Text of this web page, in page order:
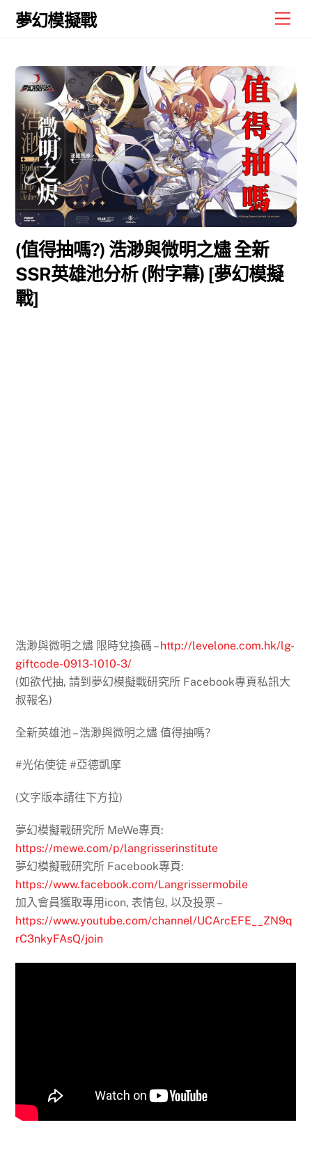
Skip
夢幻模擬戰
(值得抽嗎?) 浩渺與微明之燼 全新
SSR英雄池分析 (附字幕) [夢幻模擬
戰]
浩渺與微明之燼 限時兌換碼 –http://levelone.com.hk/lg-
giftcode-0913-1010-3/
(如欲代抽, 請到夢幻模擬戰研究所 Facebook專頁私訊大
叔報名)
全新英雄池 – 浩渺與微明之燼 值得抽嗎?
#光佑使徒 #亞德凱摩
(文字版本請往下方拉)
夢幻模擬戰研究所 MeWe專頁:
https://mewe.com/p/langrisserinstitute
夢幻模擬戰研究所 Facebook專頁:
https://www.facebook.com/Langrissermobile
加入會員獲取專用icon, 表情包, 以及投票 –
https://www.youtube.com/channel/UCArcEFE__ZN9q
rC3nkyFAsQ/join